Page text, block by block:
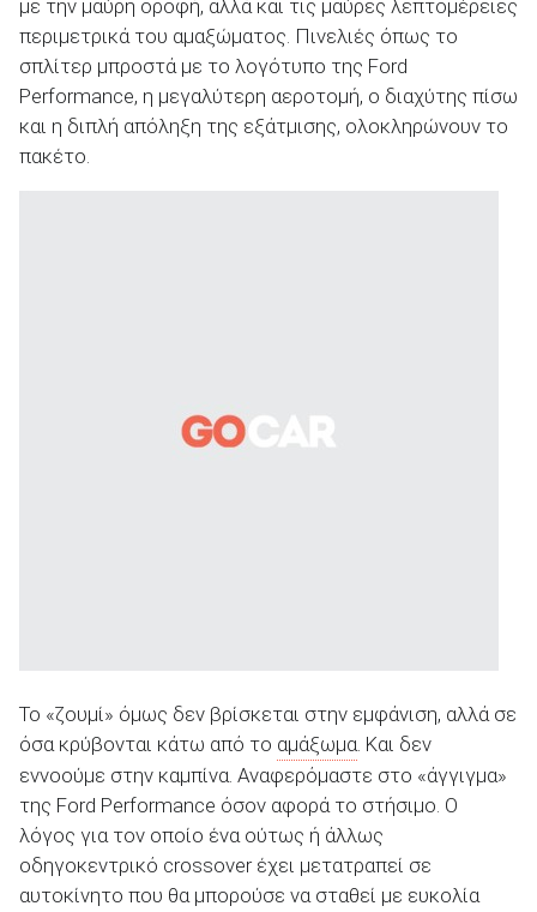
με την μαύρη οροφή, αλλά και τις μαύρες λεπτομέρειες
περιμετρικά του αμαξώματος. Πινελιές όπως το
σπλίτερ μπροστά με το λογότυπο της Ford
Performance, η μεγαλύτερη αεροτομή, ο διαχύτης πίσω
και η διπλή απόληξη της εξάτμισης, ολοκληρώνουν το
πακέτο.
Το «ζουμί» όμως δεν βρίσκεται στην εμφάνιση, αλλά σε
όσα κρύβονται κάτω από το αμάξωμα. Και δεν
εννοούμε στην καμπίνα. Αναφερόμαστε στο «άγγιγμα»
της Ford Performance όσον αφορά το στήσιμο. Ο
λόγος για τον οποίο ένα ούτως ή άλλως
οδηγοκεντρικό crossover έχει μετατραπεί σε
αυτοκίνητο που θα μπορούσε να σταθεί με ευκολία